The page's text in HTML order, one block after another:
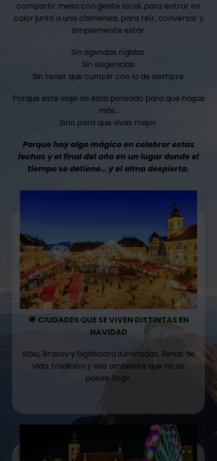
compartir mesa con gente local, para entrar en
calor junto a una chimenea, para reír, conversar y
simplemente estar.
Sin agendas rígidas.
Sin exigencias.
Sin tener que cumplir con lo de siempre.
Porque este viaje no está pensado para que hagas
más…
Sino para que vivas mejor.
Porque hay algo mágico en celebrar estas
fechas y el final del año en un lugar donde el
tiempo se detiene… y el alma despierta.
🌟CIUDADES QUE SE VIVEN DISTINTAS EN
NAVIDAD
Sibiu, Brasov y Sighisoara iluminadas, llenas de
vida, tradición y ese ambiente que no se
puede fingir.